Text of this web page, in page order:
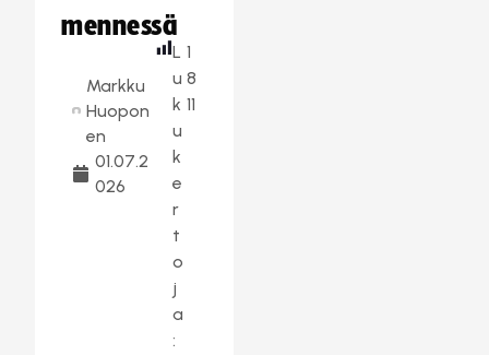
mennessä
Markku
Huopon
en
01.07.2
026
L
u
k
u
k
e
r
t
o
j
a
:
1
8
11